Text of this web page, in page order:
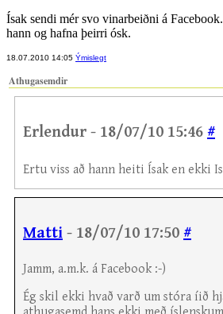
Ísak sendi mér svo vinarbeiðni á
hann og hafna þeirri ósk.
18.07.2010 14:05 Ýmislegt
Athugasemdir
Erlendur - 18/07/10 15:46 #
Ertu viss að hann heiti Ísak en ekki
Matti - 18/07/10 17:50 #
Jamm, a.m.k. á Facebook :-)
Ég skil ekki hvað varð um stóra íið